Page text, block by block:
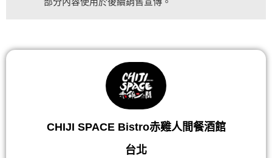
CHIJI SPACE Bistro赤雞人間餐酒館
台北